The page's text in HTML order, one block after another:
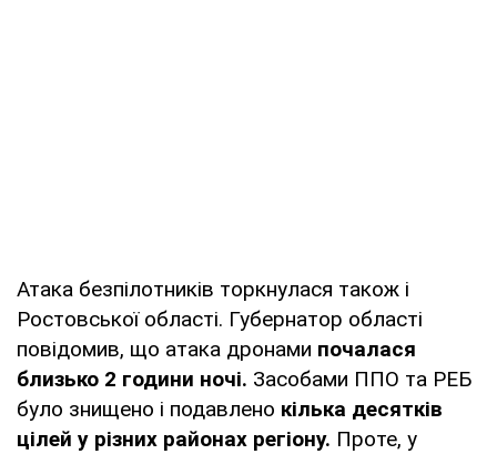
Атака безпілотників торкнулася також і
Ростовської області. Губернатор області
повідомив, що атака дронами почалася
близько 2 години ночі. Засобами ППО та РЕБ
було знищено і подавлено кілька десятків
цілей у різних районах регіону. Проте, у